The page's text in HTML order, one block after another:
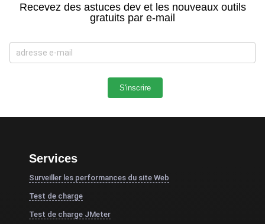
Recevez des astuces dev et les nouveaux outils
gratuits par e-mail
Services
Surveiller les performances du site Web
Test de charge
Test de charge JMeter